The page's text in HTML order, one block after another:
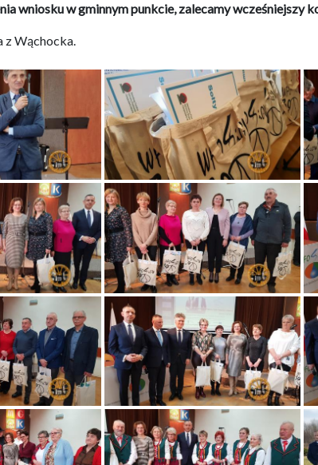
wniosku w gminnym punkcie, zalecamy wcześniejszy
z Wąchocka.